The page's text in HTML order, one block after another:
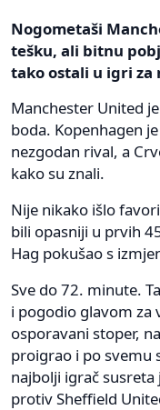
Nogometaši
tešku, ali bitnu
tako ostali u igri za
Manchester United
boda. Kopenhagen
nezgodan rival, a
kako su znali.
Nije nikako išlo
bili opasniji u prvih
Hag pokušao s
Sve do 72. minute.
i pogodio glavom za
osporavani stoper,
proigrao i po svemu
najbolji igrač
protiv Sheffield